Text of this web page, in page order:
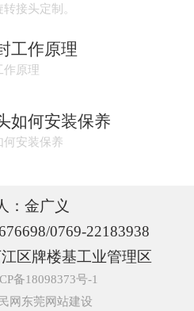
接头定制。
工作原理
作原理
如何安装保养
何安装保养
：金广义
0769-22183938
区牌楼基工业管理区
备18098373号-1
网 东莞网站建设